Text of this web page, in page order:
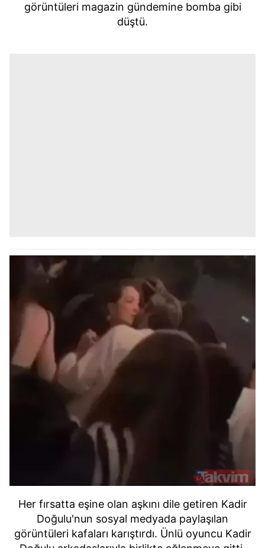
görüntüleri magazin gündemine bomba gibi
düştü.
Her fırsatta eşine olan aşkını dile getiren Kadir
Doğulu'nun sosyal medyada paylaşılan
görüntüleri kafaları karıştırdı. Ünlü oyuncu Kadir